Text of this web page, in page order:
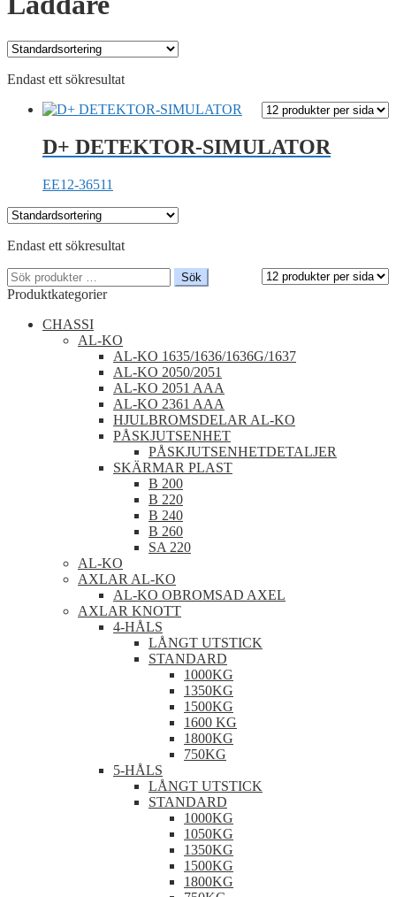
Endast ett sökresultat
D+ DETEKTOR-SIMULATOR
EE12-36511
Endast ett sökresultat
Sök
efter:
Sök
Produktkategorier
CHASSI
AL-KO
AL-KO 1635/1636/1636G/1637
AL-KO 2050/2051
AL-KO 2051 AAA
AL-KO 2361 AAA
HJULBROMSDELAR AL-KO
PÅSKJUTSENHET
PÅSKJUTSENHETDETALJER
SKÄRMAR PLAST
B 200
B 220
B 240
B 260
SA 220
AL-KO
AXLAR AL-KO
AL-KO OBROMSAD AXEL
AXLAR KNOTT
4-HÅLS
LÅNGT UTSTICK
STANDARD
1000KG
1350KG
1500KG
1600 KG
1800KG
750KG
5-HÅLS
LÅNGT UTSTICK
STANDARD
1000KG
1050KG
1350KG
1500KG
1800KG